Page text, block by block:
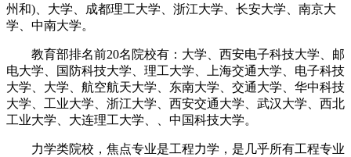
州和)、大学、成都理工大学、浙江大学、长安大学、南京大
学、中南大学。
教育部排名前20名院校有：大学、西安电子科技大学、邮
电大学、国防科技大学、理工大学、上海交通大学、电子科技
大学、大学、航空航天大学、东南大学、交通大学、华中科技
大学、工业大学、浙江大学、西安交通大学、武汉大学、西北
工业大学、大连理工大学、、中国科技大学。
力学类院校，焦点专业是工程力学，是几乎所有工程专业